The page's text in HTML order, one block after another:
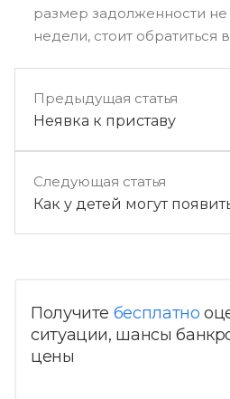
размер задолженности
недели, стоит обратиться
Предыдущая статья
Неявка к приставу
Следующая статья
Как у детей могут
Получите бесплатно
ситуации, шансы
цены